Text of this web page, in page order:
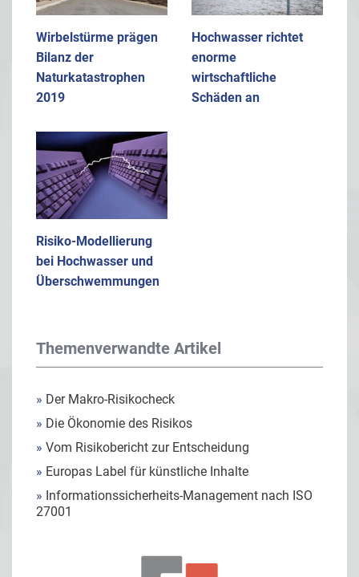
Wirbelstürme prägen
Bilanz der
Naturkatastrophen
2019
Hochwasser richtet
enorme
wirtschaftliche
Schäden an
Risiko-Modellierung
bei Hochwasser und
Überschwemmungen
Themenverwandte Artikel
» Der Makro-Risikocheck
» Die Ökonomie des Risikos
» Vom Risikobericht zur Entscheidung
» Europas Label für künstliche Inhalte
» Informationssicherheits-Management nach ISO
27001